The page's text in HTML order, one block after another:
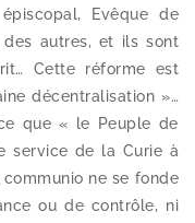
Evêque de
des autres, et ils sont
Cette réforme est
décen­tra­li­sa­tion »…
ce que « le Peuple de
ser­vice de la Curie à
ne se fonde
ou de contrôle, ni